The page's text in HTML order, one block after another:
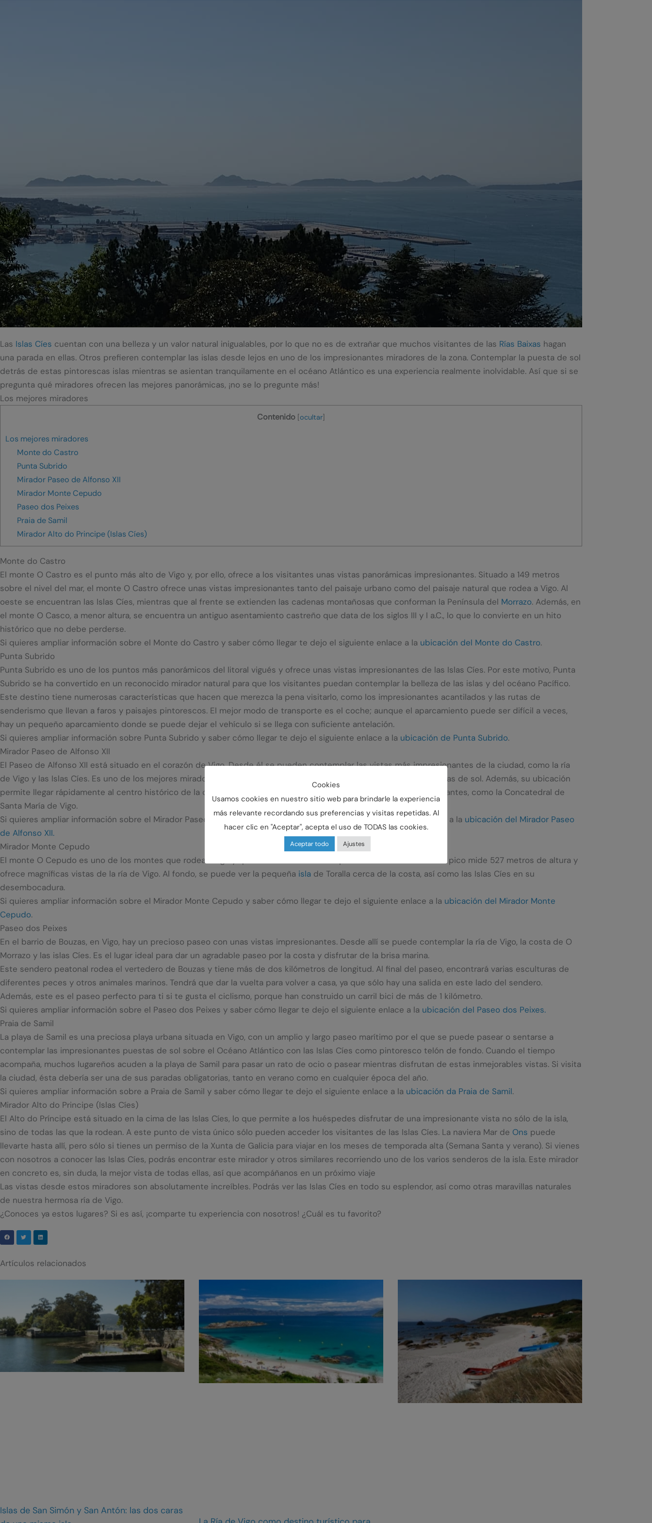
Las Islas Cíes cuentan con una belleza y un valor natural inigualables, por lo que no es de extrañar que muchos visitantes de las Rías Baixas hagan
una parada en ellas. Otros prefieren contemplar las islas desde lejos en uno de los impresionantes miradores de la zona. Contemplar la puesta de sol
detrás de estas pintorescas islas mientras se asientan tranquilamente en el océano Atlántico es una experiencia realmente inolvidable. Así que si se
pregunta qué miradores ofrecen las mejores panorámicas, ¡no se lo pregunte más!
Los mejores miradores
Contenido [ocultar]
Los mejores miradores
Monte do Castro
Punta Subrido
Mirador Paseo de Alfonso XII
Mirador Monte Cepudo
Paseo dos Peixes
Praia de Samil
Mirador Alto do Principe (Islas Cíes)
Monte do Castro
El monte O Castro es el punto más alto de Vigo y, por ello, ofrece a los visitantes unas vistas panorámicas impresionantes. Situado a 149 metros
sobre el nivel del mar, el monte O Castro ofrece unas vistas impresionantes tanto del paisaje urbano como del paisaje natural que rodea a Vigo. Al
oeste se encuentran las Islas Cíes, mientras que al frente se extienden las cadenas montañosas que conforman la Península del Morrazo. Además, en
el monte O Casco, a menor altura, se encuentra un antiguo asentamiento castreño que data de los siglos III y I a.C., lo que lo convierte en un hito
histórico que no debe perderse.
Si quieres ampliar información sobre el Monte do Castro y saber cómo llegar te dejo el siguiente enlace a la ubicación del Monte do Castro.
Punta Subrido
Punta Subrido es uno de los puntos más panorámicos del litoral vigués y ofrece unas vistas impresionantes de las Islas Cíes. Por este motivo, Punta
Subrido se ha convertido en un reconocido mirador natural para que los visitantes puedan contemplar la belleza de las islas y del océano Pacífico.
Este destino tiene numerosas características que hacen que merezca la pena visitarlo, como los impresionantes acantilados y las rutas de
senderismo que llevan a faros y paisajes pintorescos. El mejor modo de transporte es el coche; aunque el aparcamiento puede ser difícil a veces,
hay un pequeño aparcamiento donde se puede dejar el vehículo si se llega con suficiente antelación.
Si quieres ampliar información sobre Punta Subrido y saber cómo llegar te dejo el siguiente enlace a la ubicación de Punta Subrido.
Mirador Paseo de Alfonso XII
El Paseo de Alfonso XII está situado en el corazón de Vigo. Desde él se pueden contemplar las vistas más impresionantes de la ciudad, como la ría
de Vigo y las Islas Cíes. Es uno de los mejores miradores de Vigo para ver las Islas Cíes y sus impresionantes puestas de sol. Además, su ubicación
permite llegar rápidamente al centro histórico de la ciudad, donde se pueden ver algunos de sus hitos más importantes, como la Concatedral de
Santa María de Vigo.
Si quieres ampliar información sobre el Mirador Paseo de Alfonso XII y saber cómo llegar te dejo el siguiente enlace a la ubicación del Mirador Paseo
de Alfonso XII.
Mirador Monte Cepudo
El monte O Cepudo es uno de los montes que rodean Vigo y que ofrece unas vistas espectaculares de la Ría. Este pico mide 527 metros de altura y
ofrece magníficas vistas de la ría de Vigo. Al fondo, se puede ver la pequeña isla de Toralla cerca de la costa, así como las Islas Cíes en su
desembocadura.
Si quieres ampliar información sobre el Mirador Monte Cepudo y saber cómo llegar te dejo el siguiente enlace a la ubicación del Mirador Monte
Cepudo.
Paseo dos Peixes
En el barrio de Bouzas, en Vigo, hay un precioso paseo con unas vistas impresionantes. Desde allí se puede contemplar la ría de Vigo, la costa de O
Morrazo y las islas Cíes. Es el lugar ideal para dar un agradable paseo por la costa y disfrutar de la brisa marina.
Este sendero peatonal rodea el vertedero de Bouzas y tiene más de dos kilómetros de longitud. Al final del paseo, encontrará varias esculturas de
diferentes peces y otros animales marinos. Tendrá que dar la vuelta para volver a casa, ya que sólo hay una salida en este lado del sendero.
Además, este es el paseo perfecto para ti si te gusta el ciclismo, porque han construido un carril bici de más de 1 kilómetro.
Si quieres ampliar información sobre el Paseo dos Peixes y saber cómo llegar te dejo el siguiente enlace a la ubicación del Paseo dos Peixes.
Praia de Samil
La playa de Samil es una preciosa playa urbana situada en Vigo, con un amplio y largo paseo marítimo por el que se puede pasear o sentarse a
contemplar las impresionantes puestas de sol sobre el Océano Atlántico con las Islas Cíes como pintoresco telón de fondo. Cuando el tiempo
acompaña, muchos lugareños acuden a la playa de Samil para pasar un rato de ocio o pasear mientras disfrutan de estas inmejorables vistas. Si visita
la ciudad, ésta debería ser una de sus paradas obligatorias, tanto en verano como en cualquier época del año.
Si quieres ampliar información sobre a Praia de Samil y saber cómo llegar te dejo el siguiente enlace a la ubicación da Praia de Samil.
Mirador Alto do Principe (Islas Cíes)
El Alto do Príncipe está situado en la cima de las Islas Cíes, lo que permite a los huéspedes disfrutar de una impresionante vista no sólo de la isla,
sino de todas las que la rodean. A este punto de vista único sólo pueden acceder los visitantes de las Islas Cíes. La naviera Mar de Ons puede
llevarte hasta allí, pero sólo si tienes un permiso de la Xunta de Galicia para viajar en los meses de temporada alta (Semana Santa y verano). Si vienes
con nosotros a conocer las Islas Cíes, podrás encontrar este mirador y otros similares recorriendo uno de los varios senderos de la isla. Este mirador
en concreto es, sin duda, la mejor vista de todas ellas, así que acompáñanos en un próximo viaje
Las vistas desde estos miradores son absolutamente increíbles. Podrás ver las Islas Cíes en todo su esplendor, así como otras maravillas naturales
de nuestra hermosa ría de Vigo.
¿Conoces ya estos lugares? Si es así, ¡comparte tu experiencia con nosotros! ¿Cuál es tu favorito?
Artículos relacionados
Islas de San Simón y San Antón: las dos caras
Cookies
Usamos cookies en nuestro sitio web para brindarle la experiencia
más relevante recordando sus preferencias y visitas repetidas. Al
hacer clic en "Aceptar", acepta el uso de TODAS las cookies.
Aceptar todo Ajustes